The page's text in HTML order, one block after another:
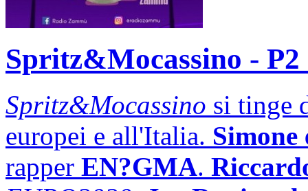
Spritz&Mocassino - P2
Spritz&Mocassino si tinge
europei e all'Italia. Simone
rapper EN?GMA.